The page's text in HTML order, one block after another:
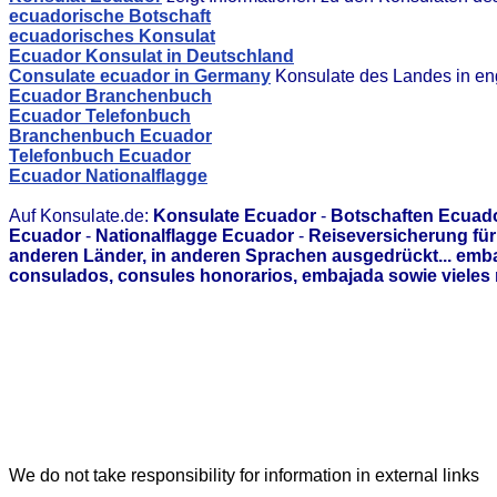
ecuadorische Botschaft
ecuadorisches Konsulat
Ecuador Konsulat in Deutschland
Consulate ecuador in Germany Konsulate des Landes in
Ecuador Branchenbuch
Ecuador Telefonbuch
Branchenbuch Ecuador
Telefonbuch Ecuador
Ecuador Nationalflagge
Auf Konsulate.de: Konsulate Ecuador - Botschaften
Ecuador - Nationalflagge Ecuador - Reiseversicherung
anderen Länder, in anderen Sprachen ausgedrückt...
consulados, consules honorarios, embajada sowie vieles
We do not take responsibility for information in external links